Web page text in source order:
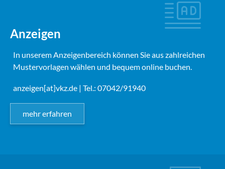
Anzeigen
In unserem Anzeigenbereich können Sie aus zahlreichen
Mustervorlagen wählen und bequem online buchen.
anzeigen[at]vkz.de | Tel.: 07042/91940
mehr erfahren